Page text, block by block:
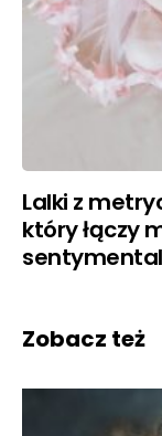
Lalki z
który łączy
Zobacz też